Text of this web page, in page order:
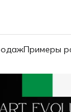
Примеры